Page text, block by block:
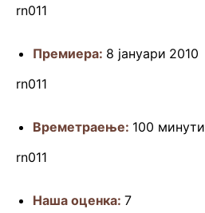
rn011
Премиера: 8 јануари 2010
rn011
Времетраење: 100 минути
rn011
Наша оценка: 7